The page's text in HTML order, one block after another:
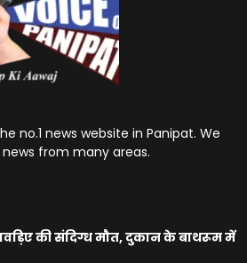
no.1 news website in Panipat. We
from many areas.
की संदिग्ध मौत, दुकान के बाथरूम में